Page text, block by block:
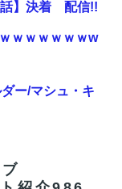
話】決着 配信!!
ｗｗｗｗｗｗw
ー/マシュ・キ
けどどういう理
ブ